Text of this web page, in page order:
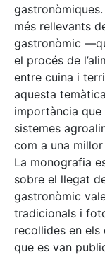
més rellevants
gastronòmic
el procés de
entre cuina i
aquesta
importància
sistemes
com a una
La monografia
sobre el llegat
gastronòmic
tradicionals i
recollides en els
que es van